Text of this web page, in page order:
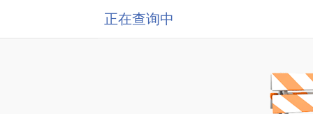
正在查询中